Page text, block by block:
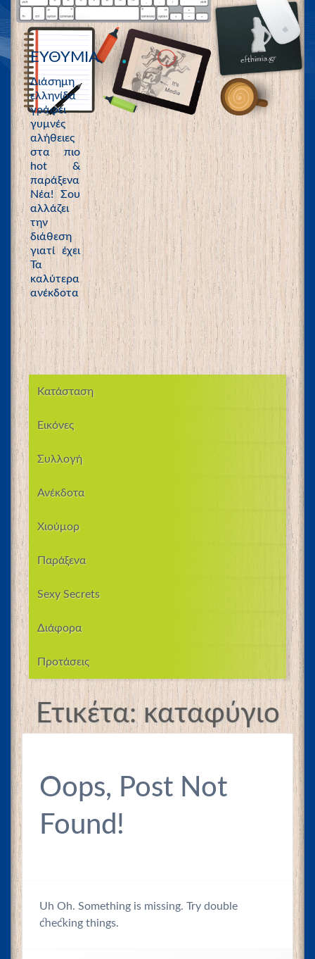
ΕΥΘΥΜΙΑ
Διάσημη
ελληνίδα
γράφει
γυμνές
αλήθειες
στα πιο
hot &
παράξενα
Νέα! Σου
αλλάζει
την
διάθεση
γιατί έχει
Τα
καλύτερα
ανέκδοτα
Κατάσταση
Εικόνες
Συλλογή
Ανέκδοτα
Χιούμορ
Παράξενα
Sexy Secrets
Διάφορα
Προτάσεις
Ετικέτα: καταφύγιο
Oops, Post Not
Found!
Uh Oh. Something is missing. Try double
checking things.